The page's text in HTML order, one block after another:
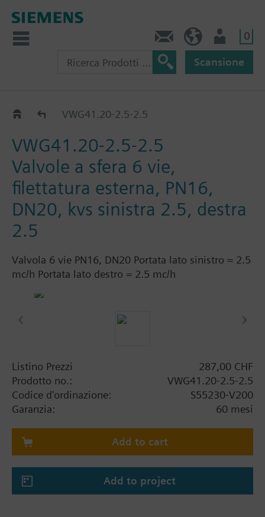
0
Scansione
VWG41.20..VWG41.20-2.5-2.5
VWG41.20-2.5-2.5
Valvole a sfera 6 vie,
filettatura esterna, PN16,
DN20, kvs sinistra 2.5, destra
2.5
Valvola 6 vie PN16, DN20 Portata lato sinistro = 2.5
mc/h Portata lato destro = 2.5 mc/h
Listino Prezzi
287,00 CHF
Prodotto no.:
VWG41.20-2.5-2.5
Codice d'ordinazione:
S55230-V200
Garanzia:
60 mesi
Add to cart
Add to project